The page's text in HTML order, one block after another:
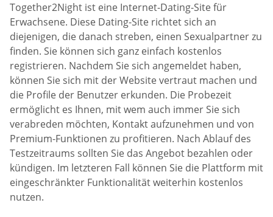
Together2Night ist eine Internet-Dating-Site für
Erwachsene. Diese Dating-Site richtet sich an
diejenigen, die danach streben, einen Sexualpartner zu
finden. Sie können sich ganz einfach kostenlos
registrieren. Nachdem Sie sich angemeldet haben,
können Sie sich mit der Website vertraut machen und
die Profile der Benutzer erkunden. Die Probezeit
ermöglicht es Ihnen, mit wem auch immer Sie sich
verabreden möchten, Kontakt aufzunehmen und von
Premium-Funktionen zu profitieren. Nach Ablauf des
Testzeitraums sollten Sie das Angebot bezahlen oder
kündigen. Im letzteren Fall können Sie die Plattform mit
eingeschränkter Funktionalität weiterhin kostenlos
nutzen.